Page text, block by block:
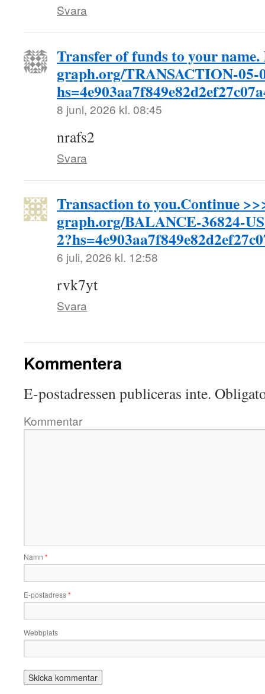
Svara
Transfer of funds to your
graph.org/TRANSACTION-05-
8 juni, 2026 kl. 08:45
nrafs2
Svara
Transaction to you.Continue
graph.org/BALANCE-36824-
6 juli, 2026 kl. 12:58
rvk7yt
Svara
Kommentera
E-postadressen publiceras inte.
Kommentar
Namn *
E-postadress*
Webbplats